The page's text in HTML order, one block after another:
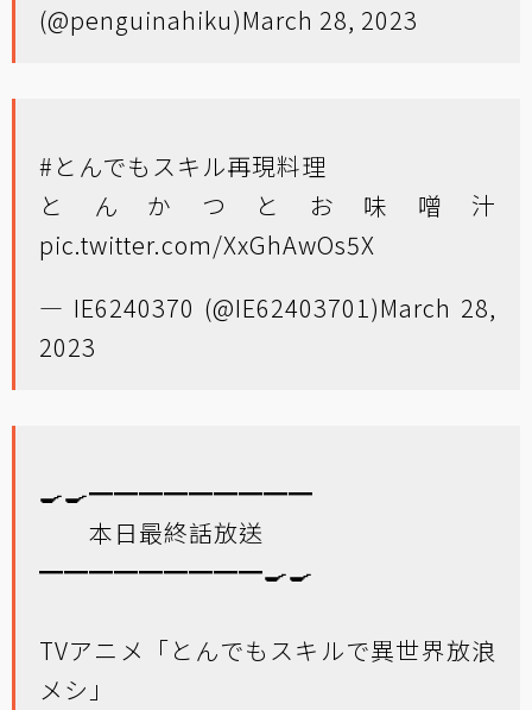
(@penguinahiku)March 28, 2023
#とんでもスキル再現料理
とんかつとお味噌汁
pic.twitter.com/XxGhAwOs5X
— IE6240370 (@IE62403701)March 28,
2023
🍳🍳━━━━━━━━━
本日最終話放送
━━━━━━━━━🍳🍳
TVアニメ「とんでもスキルで異世界放浪
メシ」